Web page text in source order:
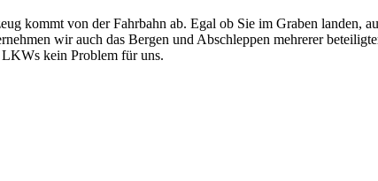
kommt von der Fahrbahn ab. Egal ob Sie im Graben landen,
wir auch das Bergen und Abschleppen mehrerer
LKWs kein Problem für uns.